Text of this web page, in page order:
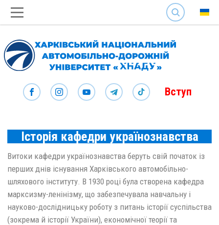
SEARCH
Вступ
Історія кафедри українознавства
Витоки кафедри українознавства беруть свій початок із
перших днів існування Харківського автомобільно-
шляхового інституту. В 1930 році була створена кафедра
марксизму-ленінізму, що забезпечувала навчальну і
науково-дослідницьку роботу з питань історії суспільства
(зокрема й історії України), економічної теорії та